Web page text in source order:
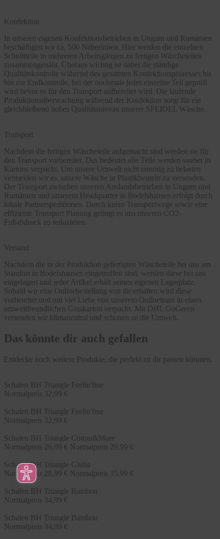
Konfektion
In unseren eigenen Konfektionsbetrieben in Ungarn und Rumänien
beschäftigen wir ca. 500 Näherinnen. Hier werden die einzelnen
Schnittteile in mehreren Arbeitsgängen zu fertigen Wäscheteilen
zusammengenäht. Überaus wichtig ist dabei die ständige
Qualitätskontrolle während des gesamten Konfektionsprozesses bis
hin zur Endkontrolle, bei der nochmals jedes einzelne Teil geprüft
wird bevor es für den Transport aufbereitet wird. Die laufende
Produktionsüberwachung während der Konfektion sorgt für ein
gleichbleibend hohes Qualitätsniveau unserer SPEIDEL Wäsche.
Transport
Nachdem die fertigen Wäscheteile aufgemacht sind werden sie für
den Transport vorbereitet. Das bedeutet alle Teile werden sauber in
Kartons verpackt. Um unsere Umwelt nicht unnötig zu belasten
vermeiden wir es, unsere Wäsche in Plastikbeuteln zu versenden.
Der Transport zwischen unseren Auslandsbetrieben in Ungarn und
Rumänien und unserem Headquarter in Bodelshausen erfolgt durch
lokale Partnerspeditionen. Durch kurze Transportwege sowie eine
effiziente Transport Planung gelingt es uns unseren CO2-
Fußabdruck zu reduzieren.
Versand
Nachdem die in der Produktion gefertigten Wäscheteile bei uns am
Standort in Bodelshausen eingetroffen sind, werden diese bei uns
eingelagert und jeder Artikel erhält seinen eigenen Lagerplatz.
Sobald wir eine Onlinebestellung von dir erhalten wird diese
vorbereitet und mit viel Liebe von unserem Onlineteam in einen
umweltfreundlichen Graskarton verpackt. Mit DHL GoGreen
versenden wir klimaneutral und schonen so die Umwelt.
Das könnte dir auch gefallen
Entdecke noch weitere Produkte, die perfekt zu dir passen könnten.
Schalen BH Triangle Feelin'fine
Normalpreis 32,99 €
Schalen BH Triangle Feelin'fine
Normalpreis 32,99 €
Schalen BH Triangle Cotton&More
Normalpreis 26,99 € Normalpreis 29,99 €
Schalen BH Triangle Giulia
Normalpreis 28,99 € Normalpreis 35,99 €
Schalen BH Triangle Bambou
Normalpreis 34,99 €
Schalen BH Triangle Bambou
Normalpreis 34,99 €